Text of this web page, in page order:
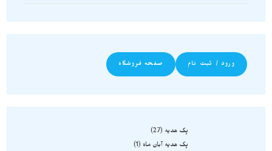
ورود / ثبت نام صفحه فروشگاه
پک هدیه
27
پک هدیه آبان ماه
1